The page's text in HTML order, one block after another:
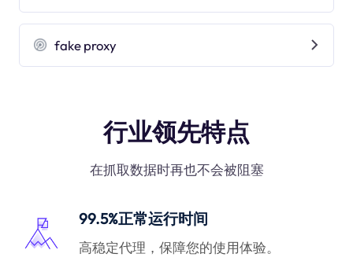
fake proxy
行业领先特点
在抓取数据时再也不会被阻塞
99.5%正常运行时间
高稳定代理，保障您的使用体验。